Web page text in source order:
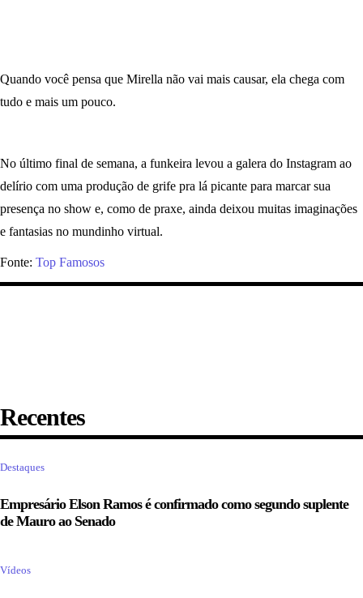
Quando você pensa que Mirella não vai mais causar, ela chega com
tudo e mais um pouco.
No último final de semana, a funkeira levou a galera do Instagram ao
delírio com uma produção de grife pra lá picante para marcar sua
presença no show e, como de praxe, ainda deixou muitas imaginações
e fantasias no mundinho virtual.
Fonte: Top Famosos
Recentes
Destaques
Empresário Elson Ramos é confirmado como segundo suplente
de Mauro ao Senado
Vídeos